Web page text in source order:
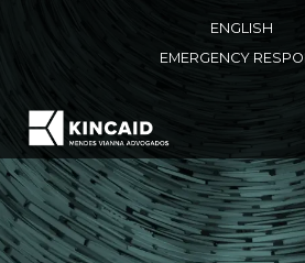
ENGLISH
EMERGENCY